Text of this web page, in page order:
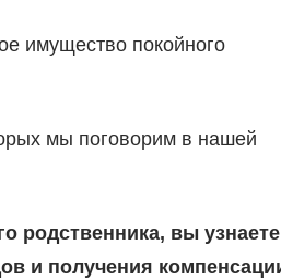
имущество покойного
мы поговорим в нашей
родственника, вы узнаете
и получения